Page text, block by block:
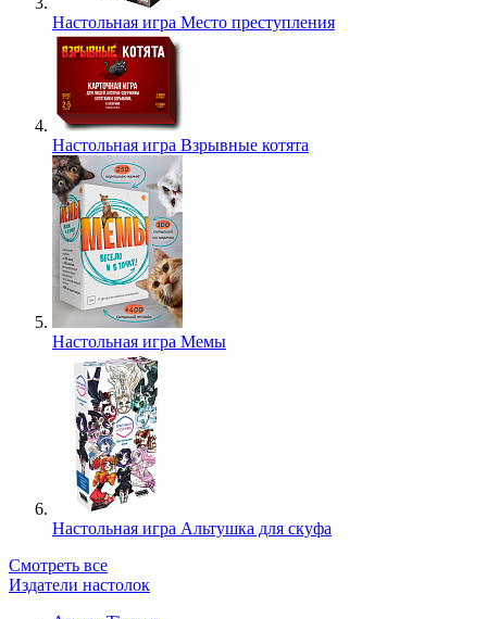
Настольная игра Место преступления
Настольная игра Взрывные котята
Настольная игра Мемы
Настольная игра Альтушка для скуфа
Смотреть все
Издатели настолок